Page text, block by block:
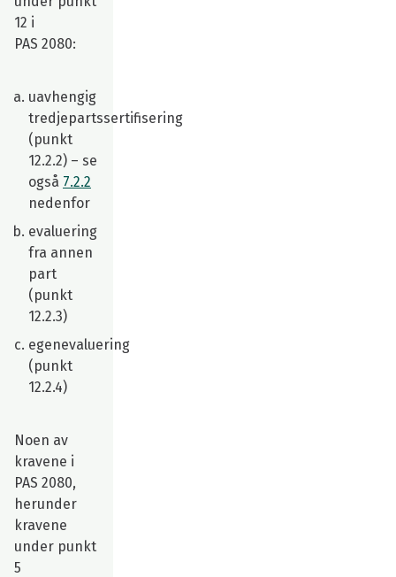
12 i
PAS 2080:
uavhengig
tredjepartssertifisering
(punkt
12.2.2) – se
også 7.2.2
nedenfor
evaluering
fra annen
part
(punkt
12.2.3)
egenevaluering
(punkt
12.2.4)
Noen av
kravene i
PAS 2080,
herunder
kravene
under punkt
5